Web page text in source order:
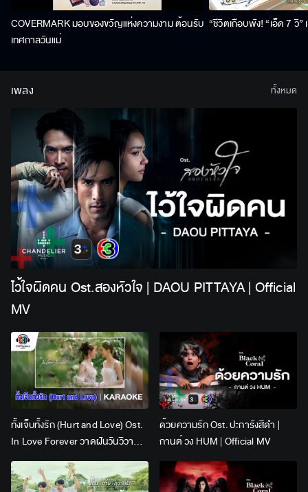
COVERMARK มอบของขวัญแห่งความงาม ต้อนรับ
เทศกาลวันแม่
“ชีวิตเกือบพัง! “เอ็ด 7 วิ
เพลง
ไว้ใจผิดคน Ost.สองหัวใจ | DAOU PITTAYA | Official
MV
ทั้งเจ็บทั้งรัก (Hurt and Love) Ost.
In Love Forever วาดฝันวันวิวาห์ |
Lingling Kwong x Orm
Kornnaphat | Official Karaoke
ด้วยความรัก Ost. ปะการังสีดำ |
กานต์ วง HUM | Official MV
ทั้งหมด